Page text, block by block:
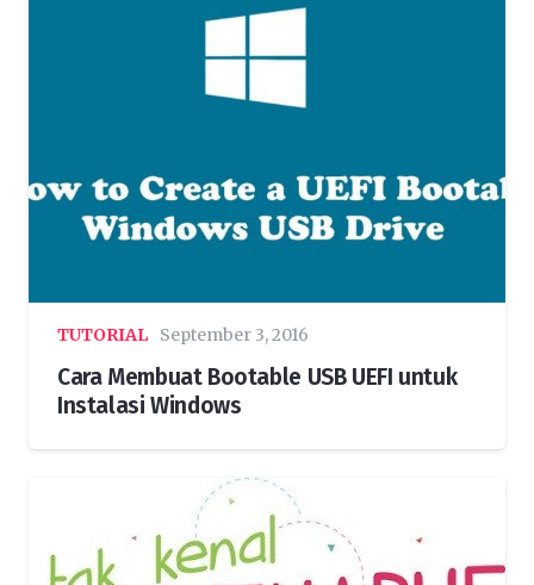
TUTORIAL September 3, 2016
Cara Membuat Bootable USB UEFI untuk
Instalasi Windows